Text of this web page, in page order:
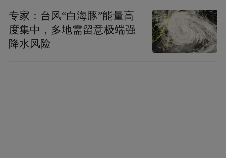
专家：台风“白海豚”能量高
度集中，多地需留意极端强
降水风险